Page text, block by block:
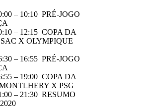
– 10:10 PRÉ-JOGO
– 12:15 COPA DA
X OLYMPIQUE
– 16:55 PRÉ-JOGO
– 19:00 COPA DA
X PSG
– 21:30 RESUMO